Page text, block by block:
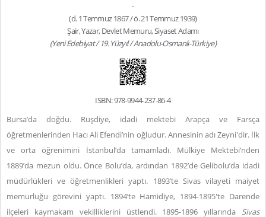
-
(d. 1 Temmuz 1867 / ö. 21 Temmuz 1939)
Şair, Yazar, Devlet Memuru, Siyaset Adamı
(Yeni Edebiyat / 19. Yüzyıl / Anadolu-Osmanlı-Türkiye)
ISBN: 978-9944-237-86-4
Bursa’da doğdu. Rüşdiye, idadi mektebi Arapça ve Farsça
öğretmenlerinden Hacı Ali Efendi’nin oğludur. Annesinin adı Zeyni'dir. İlk
ve orta öğrenimini İstanbul’da tamamladı. Mülkiye Mektebi’nden
1889’da mezun oldu. Önce Bolu’da, ardından 1892’de Gelibolu’da idadi
müdürlükleri ve öğretmenlikleri yaptı. 1893’te Sivas vilayeti maiyet
memurluğu görevini yaptı. 1894’te Hamidiye, 1894-1895'te Darende
ilçeleri kaymakam vekilliklerini üstlendi. 1895-1896 yıllarında Sivas